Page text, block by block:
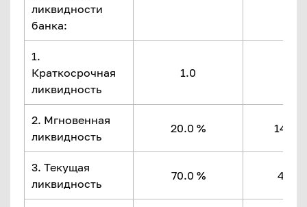
ликвидности
банка:
1.
Краткосрочная
ликвидность
1.0
2. Мгновенная
ликвидность
20.0 %
3. Текущая
ликвидность
70.0 %